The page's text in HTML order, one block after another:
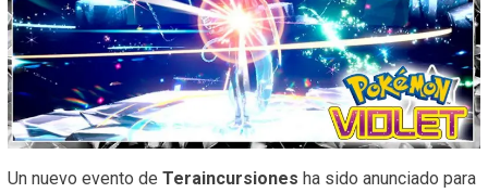
Un nuevo evento de Teraincursiones ha sido anunciado para